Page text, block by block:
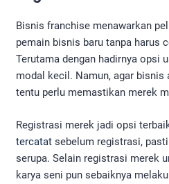
Bisnis franchise menawarkan
pemain bisnis baru tanpa harus
Terutama dengan hadirnya opsi
modal kecil. Namun, agar
tentu perlu memastikan merek
Registrasi merek jadi opsi
tercatat sebelum registrasi,
serupa. Selain registrasi merek
karya seni pun sebaiknya